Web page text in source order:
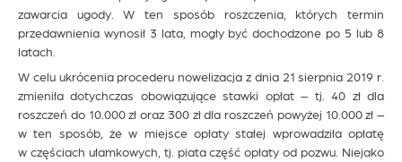
zawarcia ugody. W ten sposób roszczenia, których termin
przedawnienia wynosił 3 lata, mogły być dochodzone po 5 lub 8
latach.
W celu ukrócenia procederu nowelizacja z dnia 21 sierpnia 2019 r.
zmieniła dotychczas obowiązujące stawki opłat – tj. 40 zł dla
roszczeń do 10.000 zł oraz 300 zł dla roszczeń powyżej 10.000 zł –
w ten sposób, że w miejsce opłaty stałej wprowadziła opłatę
w częściach ułamkowych, tj. piata część opłaty od pozwu. Niejako